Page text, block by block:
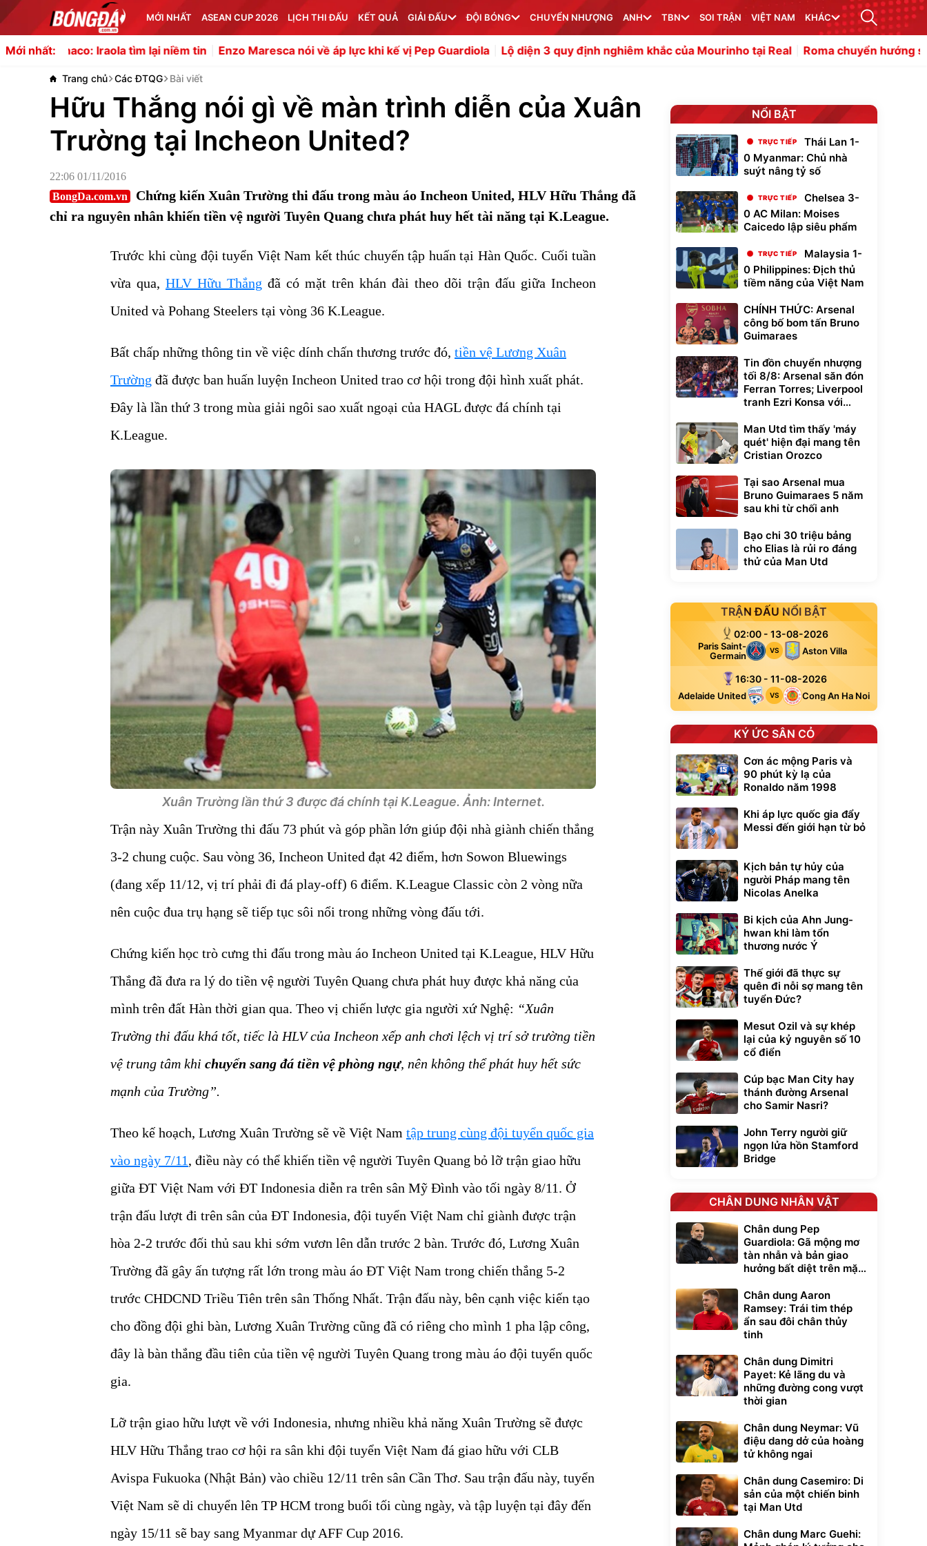
MỚI NHẤT ASEAN CUP 2026 LỊCH THI ĐẤU KẾT QUẢ GIẢI ĐẤU ĐỘI BÓNG CHUYỂN NHƯỢNG ANH TBN SOI TRẬN VIỆT NAM KHÁC
Mới nhất:tìm lại niềm tin Enzo Maresca nói về áp lực khi kế vị Pep Guardiola Lộ diện 3 quy định nghiêm khắc của Mourinho tại Real Roma chuyển hướng sang Gittens của
Trang chủ Các ĐTQG Bài viết
Hữu Thắng nói gì về màn trình diễn của Xuân
Trường tại Incheon United?
22:06 01/11/2016
BongDa.com.vn
Chứng kiến Xuân Trường thi đấu trong màu áo Incheon United, HLV Hữu Thắng đã
chỉ ra nguyên nhân khiến tiền vệ người Tuyên Quang chưa phát huy hết tài năng tại K.League.
Trước khi cùng đội tuyển Việt Nam kết thúc chuyến tập huấn tại Hàn Quốc. Cuối tuần
vừa qua, HLV Hữu Thắng đã có mặt trên khán đài theo dõi trận đấu giữa Incheon
United và Pohang Steelers tại vòng 36 K.League.
Bất chấp những thông tin về việc dính chấn thương trước đó, tiền vệ Lương Xuân
Trường đã được ban huấn luyện Incheon United trao cơ hội trong đội hình xuất phát.
Đây là lần thứ 3 trong mùa giải ngôi sao xuất ngoại của HAGL được đá chính tại
K.League.
Xuân Trường lần thứ 3 được đá chính tại K.League. Ảnh: Internet.
Trận này Xuân Trường thi đấu 73 phút và góp phần lớn giúp đội nhà giành chiến thắng
3-2 chung cuộc. Sau vòng 36, Incheon United đạt 42 điểm, hơn Sowon Bluewings
(đang xếp 11/12, vị trí phải đi đá play-off) 6 điểm. K.League Classic còn 2 vòng nữa
nên cuộc đua trụ hạng sẽ tiếp tục sôi nổi trong những vòng đấu tới.
Chứng kiến học trò cưng thi đấu trong màu áo Incheon United tại K.League, HLV Hữu
Thắng đã đưa ra lý do tiền vệ người Tuyên Quang chưa phát huy được khả năng của
mình trên đất Hàn thời gian qua. Theo vị chiến lược gia người xứ Nghệ: “Xuân
Trường thi đấu khá tốt, tiếc là HLV của Incheon xếp anh chơi lệch vị trí sở trường tiền
vệ trung tâm khi chuyển sang đá tiền vệ phòng ngự, nên không thể phát huy hết sức
mạnh của Trường”.
Theo kế hoạch, Lương Xuân Trường sẽ về Việt Nam tập trung cùng đội tuyển quốc gia
vào ngày 7/11, điều này có thể khiến tiền vệ người Tuyên Quang bỏ lỡ trận giao hữu
giữa ĐT Việt Nam với ĐT Indonesia diễn ra trên sân Mỹ Đình vào tối ngày 8/11. Ở
trận đấu lượt đi trên sân của ĐT Indonesia, đội tuyển Việt Nam chỉ giành được trận
hòa 2-2 trước đối thủ sau khi sớm vươn lên dẫn trước 2 bàn. Trước đó, Lương Xuân
Trường đã gây ấn tượng rất lớn trong màu áo ĐT Việt Nam trong chiến thắng 5-2
trước CHDCND Triều Tiên trên sân Thống Nhất. Trận đấu này, bên cạnh việc kiến tạo
cho đồng đội ghi bàn, Lương Xuân Trường cũng đã có riêng cho mình 1 pha lập công,
đây là bàn thắng đầu tiên của tiền vệ người Tuyên Quang trong màu áo đội tuyển quốc
gia.
Lỡ trận giao hữu lượt về với Indonesia, nhưng nhiều khả năng Xuân Trường sẽ được
HLV Hữu Thắng trao cơ hội ra sân khi đội tuyển Việt Nam đá giao hữu với CLB
Avispa Fukuoka (Nhật Bản) vào chiều 12/11 trên sân Cần Thơ. Sau trận đấu này, tuyển
Việt Nam sẽ di chuyển lên TP HCM trong buổi tối cùng ngày, và tập luyện tại đây đến
ngày 15/11 sẽ bay sang Myanmar dự AFF Cup 2016.
NỔI BẬT
Thái Lan 1-
0 Myanmar: Chủ nhà
suýt nâng tỷ số
Chelsea 3-
0 AC Milan: Moises
Caicedo lập siêu phẩm
0 Philippines: Địch thủ
tiềm năng của Việt Nam
CHÍNH THỨC: Arsenal
công bố bom tấn Bruno
Guimaraes
Tin đồn chuyển nhượng
tối 8/8: Arsenal săn đón
Ferran Torres; Liverpool
tranh Ezri Konsa với
Man Utd tìm thấy 'máy
quét' hiện đại mang tên
Cristian Orozco
Tại sao Arsenal mua
Bruno Guimaraes 5 năm
sau khi từ chối anh
Bạo chi 30 triệu bảng
cho Elias là rủi ro đáng
thử của Man Utd
TRẬN ĐẤU NỔI BẬT
02:00 - 13-08-2026
Paris Saint-
Germain
VS Aston Villa
16:30 - 11-08-2026
Adelaide United VS Cong An Ha Noi
KÝ ỨC SÂN CỎ
Cơn ác mộng Paris và
90 phút kỳ lạ của
Ronaldo năm 1998
Khi áp lực quốc gia đẩy
Messi đến giới hạn từ bỏ
Kịch bản tự hủy của
người Pháp mang tên
Nicolas Anelka
Bi kịch của Ahn Jung-
hwan khi làm tổn
thương nước Ý
Thế giới đã thực sự
quên đi nỗi sợ mang tên
tuyển Đức?
Mesut Ozil và sự khép
lại của kỷ nguyên số 10
cổ điển
Cúp bạc Man City hay
thánh đường Arsenal
cho Samir Nasri?
John Terry người giữ
ngọn lửa hồn Stamford
Bridge
CHÂN DUNG NHÂN VẬT
Chân dung Pep
Guardiola: Gã mộng mơ
tàn nhẫn và bản giao
hưởng bất diệt trên mặt
Chân dung Aaron
Ramsey: Trái tim thép
ẩn sau đôi chân thủy
tinh
Chân dung Dimitri
Payet: Kẻ lãng du và
những đường cong vượt
thời gian
Chân dung Neymar: Vũ
điệu dang dở của hoàng
tử không ngai
Chân dung Casemiro: Di
sản của một chiến binh
tại Man Utd
Chân dung Marc Guehi: